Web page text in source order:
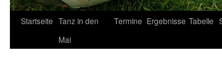
Startseite Tanz in den
Mai
Termine Ergebnisse Tabelle